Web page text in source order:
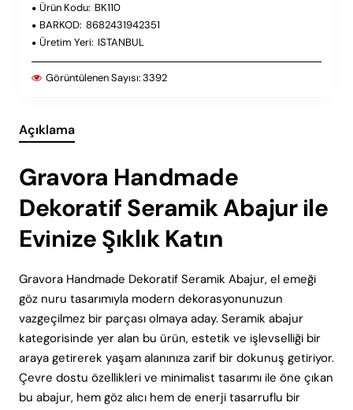
Ürün Kodu: BK110
BARKOD: 8682431942351
Üretim Yeri: ISTANBUL
Görüntülenen Sayısı:3392
Açıklama
Gravora Handmade
Dekoratif Seramik Abajur ile
Evinize Şıklık Katın
Gravora Handmade Dekoratif Seramik Abajur, el emeği
göz nuru tasarımıyla modern dekorasyonunuzun
vazgeçilmez bir parçası olmaya aday. Seramik abajur
kategorisinde yer alan bu ürün, estetik ve işlevselliği bir
araya getirerek yaşam alanınıza zarif bir dokunuş getiriyor.
Çevre dostu özellikleri ve minimalist tasarımı ile öne çıkan
bu abajur, hem göz alıcı hem de enerji tasarruflu bir